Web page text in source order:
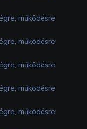
működésre
működésre
működésre
működésre
működésre